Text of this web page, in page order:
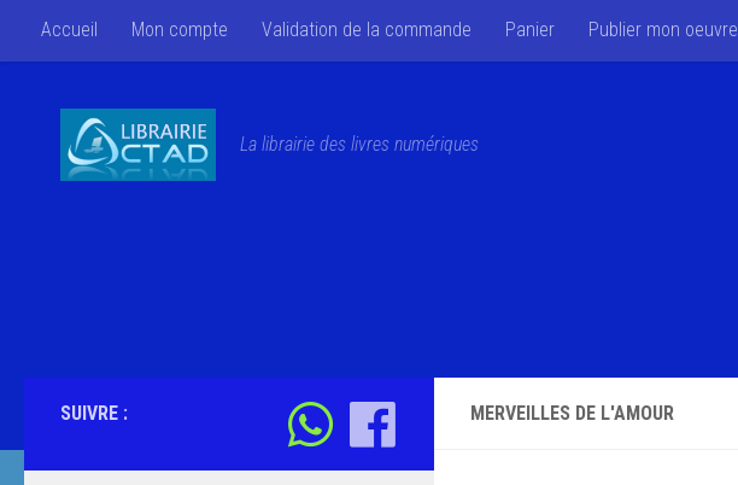
Skip to content
Accueil Mon compte Validation de la commande Panier Publier mon oeuvre
La librairie des livres numériques
MERVEILLES DE L'AMOUR
SUIVRE :